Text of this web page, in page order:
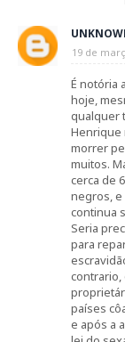
19 de
É notória
hoje,
qualquer
Henrique
morrer
muitos.
cerca de
negros,
continua
Seria
para
contrario,
países
e após a